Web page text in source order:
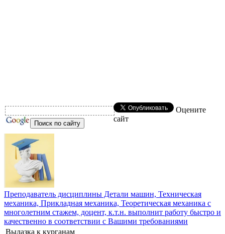
Оцените
сайт
Преподаватель дисциплины Детали машин, Техническая
механика, Прикладная механика, Теоретическая механика с
многолетним стажем, доцент, к.т.н. выполнит работу быстро и
качественно в соответствии с Вашими требованиями
Вылазка к курганам